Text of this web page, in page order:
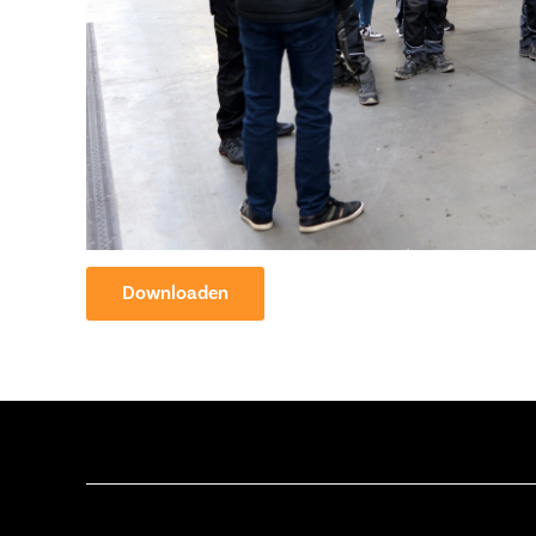
Downloaden